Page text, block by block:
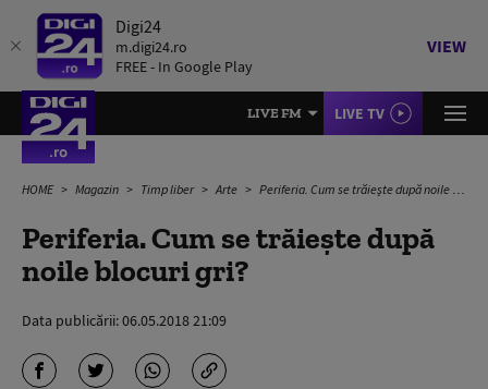
Digi24
m.digi24.ro
FREE - In Google Play
VIEW
LIVE FM LIVE TV
HOME Magazin Timp liber Arte Periferia. Cum se trăiește după noile blocuri gri?
Periferia. Cum se trăiește după
noile blocuri gri?
Data publicării:06.05.2018 21:09